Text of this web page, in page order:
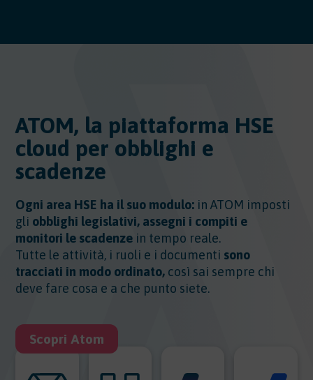
ATOM, la piattaforma HSE
cloud per obblighi e
scadenze
Ogni area HSE ha il suo modulo: in ATOM imposti
gli obblighi legislativi, assegni i compiti e
monitori le scadenze in tempo reale.
Tutte le attività, i ruoli e i documenti sono
tracciati in modo ordinato, così sai sempre chi
deve fare cosa e a che punto siete.
Scopri Atom